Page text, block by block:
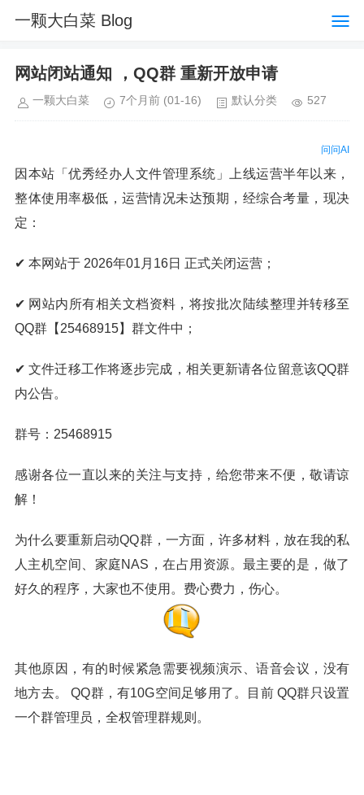
一颗大白菜 Blog
网站闭站通知 ，QQ群 重新开放申请
一颗大白菜 7个月前 (01-16) 默认分类 527
问问AI
因本站「优秀经办人文件管理系统」上线运营半年以来，
整体使用率极低，运营情况未达预期，经综合考量，现决
定：
✔ 本网站于 2026年01月16日 正式关闭运营；
✔ 网站内所有相关文档资料，将按批次陆续整理并转移至
QQ群【25468915】群文件中；
✔ 文件迁移工作将逐步完成，相关更新请各位留意该QQ群
内公告。
群号：25468915
感谢各位一直以来的关注与支持，给您带来不便，敬请谅
解！
为什么要重新启动QQ群，一方面，许多材料，放在我的私
人主机空间、家庭NAS，在占用资源。最主要的是，做了
好久的程序，大家也不使用。费心费力，伤心。
其他原因，有的时候紧急需要视频演示、语音会议，没有
地方去。 QQ群，有10G空间足够用了。目前 QQ群只设置
一个群管理员，全权管理群规则。